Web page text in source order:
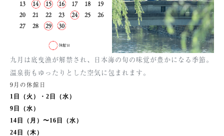
九月は底曳漁が解禁され、日本海の旬の味覚が豊かになる季節。
温泉街もゆったりとした空気に包まれます。
9月の休館日
1日（火）・2日（水）
9日（水）
14日（月）〜16日（水）
24日（木）